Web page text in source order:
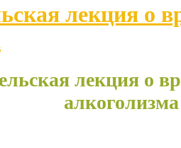
лекция о
лекция о
алкоголизма